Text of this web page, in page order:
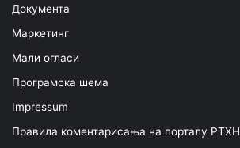
Документа
Маркетинг
Мали огласи
Програмска шема
Impressum
Правила коментарисања на порталу РТХН